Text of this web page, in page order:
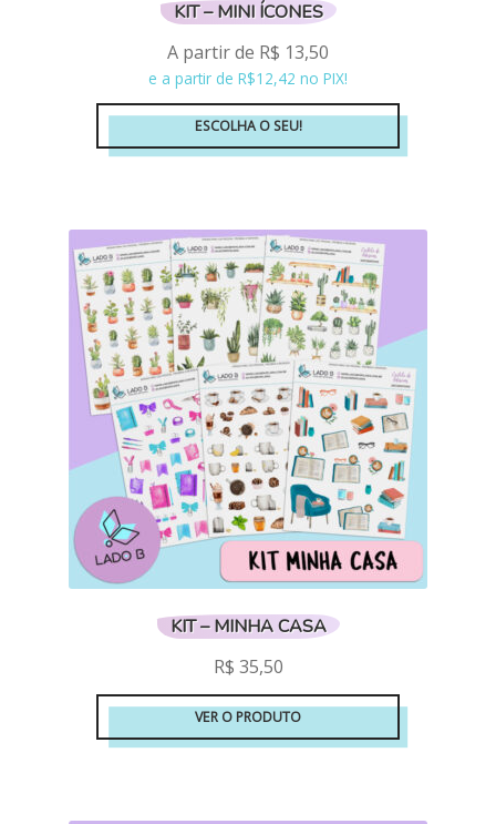
KIT – MINI ÍCONES
A partir de R$ 13,50
e a partir de R$12,42 no PIX!
ESCOLHA O SEU!
Este
várias
variantes.
As
opções
podem
ser
escolhidas
na
página
do
produto
KIT – MINHA CASA
R$ 35,50
VER O PRODUTO